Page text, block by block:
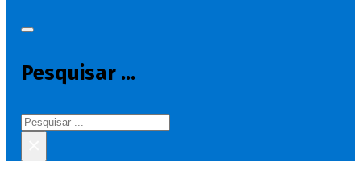
Pesquisar ...
Pesquisar